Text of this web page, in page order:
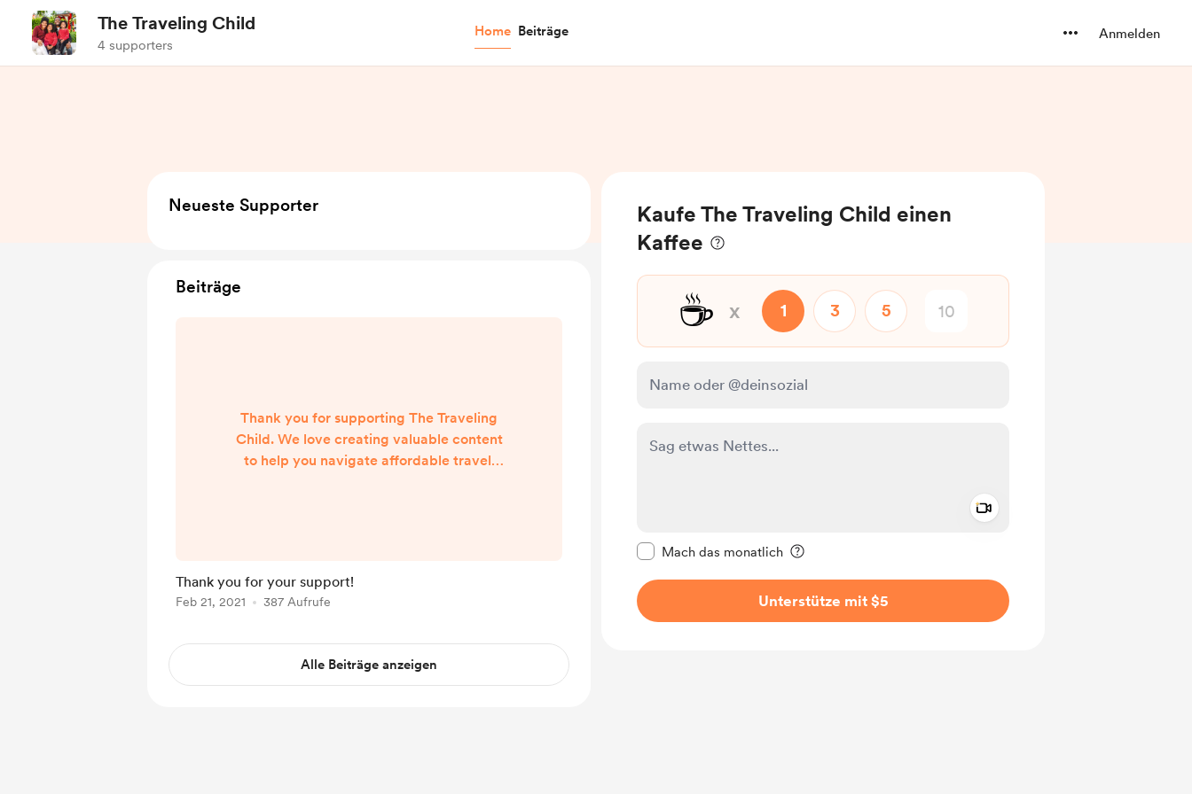
The Traveling Child
4 supporters
Home Beiträge Anmelden
Kaufe The Traveling Child einen
Kaffee
☕ x 1 3 5
Mach das monatlich
Unterstütze mit $5
Neueste Supporter
Beiträge
Thank you for supporting The Traveling
Child. We love creating valuable content
to help you navigate affordable travel,
Thank you for your support!
Feb 21, 2021 387 Aufrufe
Alle Beiträge anzeigen